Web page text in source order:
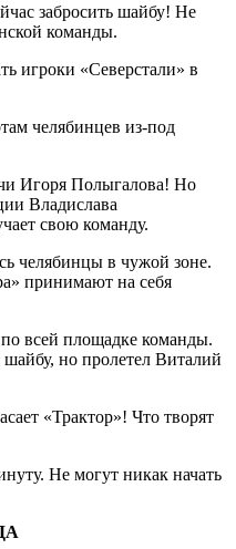
забросить шайбу! Не
команды.
игроки «Северстали» в
челябинцев из-под
Игоря Полыгалова! Но
Владислава
свою команду.
челябинцы в чужой зоне.
принимают на себя
всей площадке команды.
шайбу, но пролетел Виталий
«Трактор»! Что творят
Не могут никак начать